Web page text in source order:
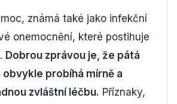
známá také jako infekční
onemocnění, které postihuje
Dobrou zprávou je, že pátá
probíhá mírně a
zvláštní léčbu. Příznaky,